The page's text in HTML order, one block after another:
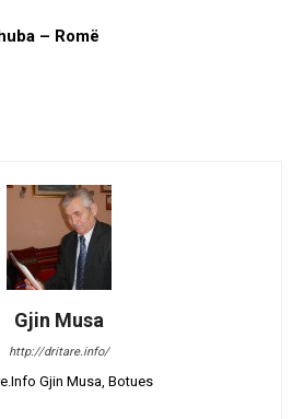
– Romë
Gjin Musa
http://dritare.info/
Gjin Musa, Botues